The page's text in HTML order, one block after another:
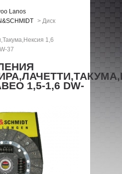
Lanos
> Диск
1,6
37
1,5-1,6 DW-